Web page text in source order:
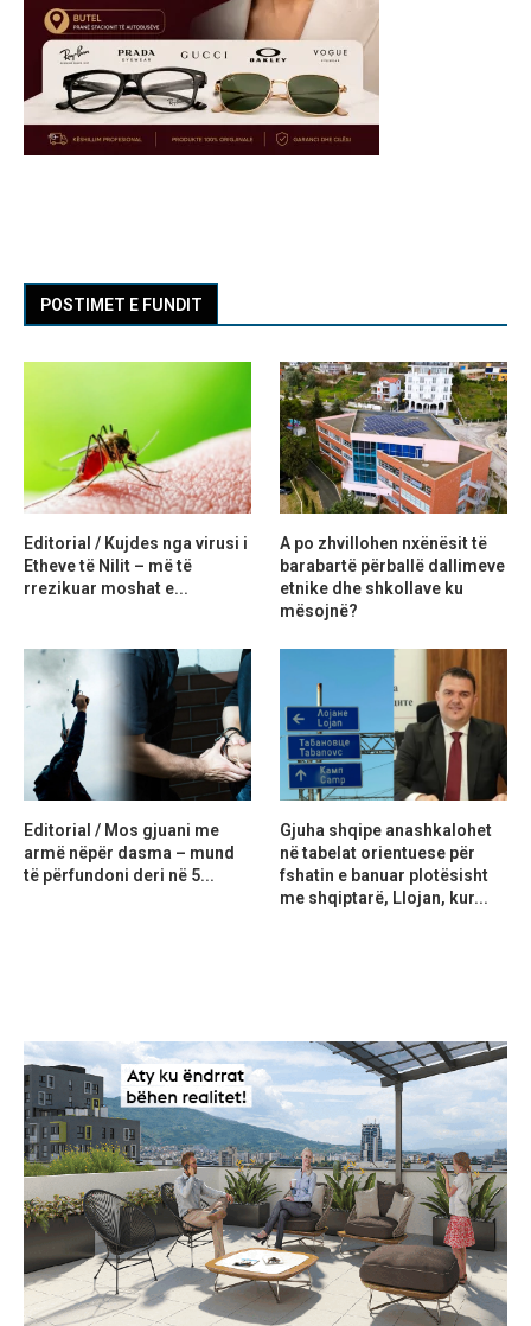
POSTIMET E FUNDIT
Editorial / Kujdes nga virusi i
Etheve të Nilit – më të
rrezikuar moshat e...
A po zhvillohen nxënësit të
barabartë përballë dallimeve
etnike dhe shkollave ku
mësojnë?
Editorial / Mos gjuani me
armë nëpër dasma – mund
të përfundoni deri në 5...
Gjuha shqipe anashkalohet
në tabelat orientuese për
fshatin e banuar plotësisht
me shqiptarë, Llojan, kur...